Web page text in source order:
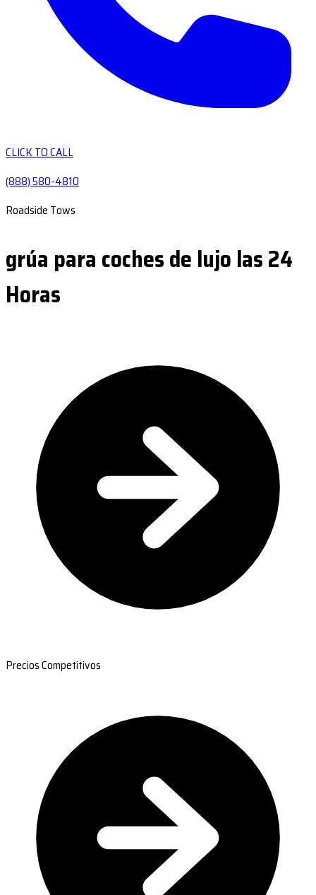
CLICK TO CALL
(888) 580-4810
Roadside Tows
grúa para coches de lujo las 24
Horas
Precios Competitivos